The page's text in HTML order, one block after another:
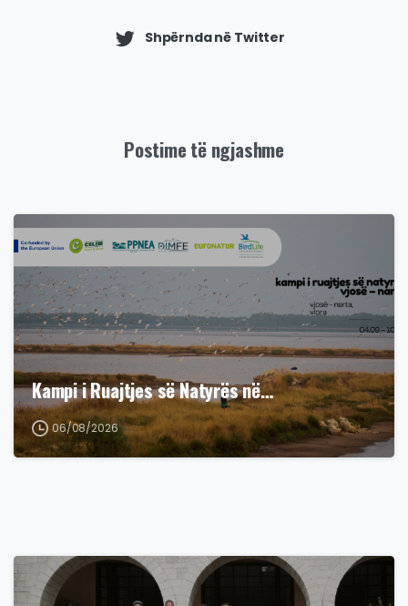
Shpërnda në Twitter
Postime të ngjashme
Kampi i Ruajtjes së Natyrës në…
06/08/2026